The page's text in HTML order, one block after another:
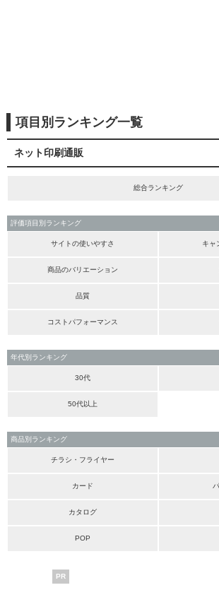
項目別ランキング一覧
ネット印刷通販
総合ランキング
評価項目別ランキング
サイトの使いやすさ キャ
商品のバリエーション
品質
コストパフォーマンス
年代別ランキング
30代
50代以上
商品別ランキング
チラシ・フライヤー
カード
カタログ
POP
PR